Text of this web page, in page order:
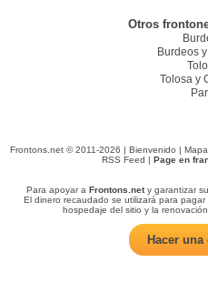
Otros
Burdeos
Tolosa y
Frontons.net © 2011-2026 | Bienvenido |
RSS Feed | Page en
Para apoyar a Frontons.nety garantizar
El dinero recaudado se utilizará para
hospedaje del sitio y la
Hacer